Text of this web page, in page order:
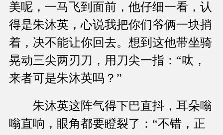
美呢，一马飞到面前，他仔细一看，认
得是朱沐英，心说我把你们爷俩一块捎
着，决不能让你回去。想到这他带坐骑
晃动三尖两刃刀，用刀尖一指：“呔，
来者可是朱沐英吗？”
朱沐英这阵气得下巴直抖，耳朵嗡
嗡直响，眼角都要瞪裂了：“不错，正